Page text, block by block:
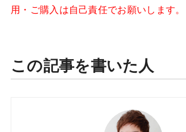
用・ご購入は自己責任でお願いします。
この記事を書いた人